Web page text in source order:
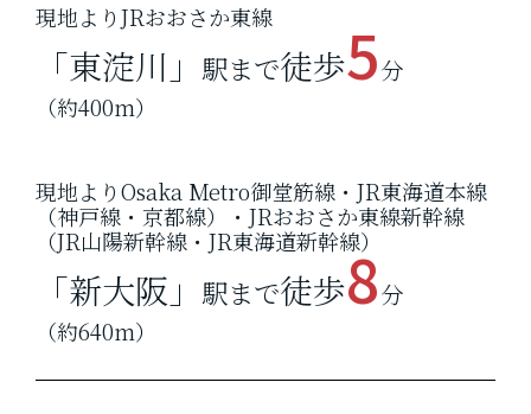
現地よりJRおおさか東線
「東淀川」 駅まで徒歩5分
（約400m）
現地よりOsaka Metro御堂筋線・JR東海道本線
（神戸線・京都線）・JRおおさか東線新幹線
（JR山陽新幹線・JR東海道新幹線）
「新大阪」 駅まで徒歩8分
（約640m）